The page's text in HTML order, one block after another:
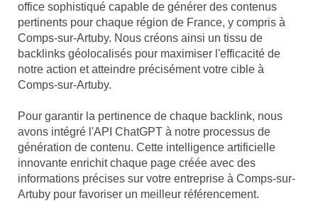
office sophistiqué capable de générer des contenus
pertinents pour chaque région de France, y compris à
Comps-sur-Artuby. Nous créons ainsi un tissu de
backlinks géolocalisés pour maximiser l'efficacité de
notre action et atteindre précisément votre cible à
Comps-sur-Artuby.
Pour garantir la pertinence de chaque backlink, nous
avons intégré l'API ChatGPT à notre processus de
génération de contenu. Cette intelligence artificielle
innovante enrichit chaque page créée avec des
informations précises sur votre entreprise à Comps-sur-
Artuby pour favoriser un meilleur référencement.